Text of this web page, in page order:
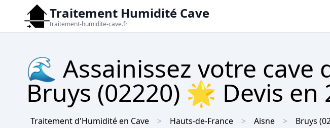
Traitement Humidité Cave
traitement-humidite-cave.fr
🌊 Assainissez votre cave
Bruys (02220) 🌟 Devis
Traitement d'Humidité en Cave Hauts-de-France Aisne Bruys